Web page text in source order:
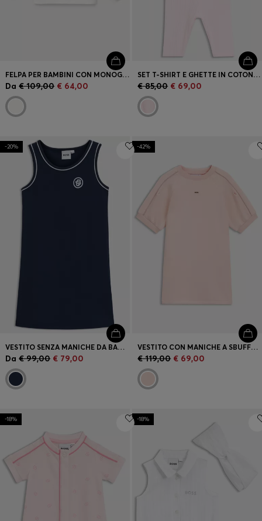
FELPA PER BAMBINI CON MONOGRAMMA DOUBLE B EFFETTO METALLIZZATO
Da € 109,00 € 64,00
SET T-SHIRT E GHETTE IN COTONE ELASTICIZZATO PER BAMBINI
€ 85,00 € 69,00
-20%
VESTITO SENZA MANICHE DA BAMBINA CON MONOGRAMMA DOUBLE B
Da € 99,00 € 79,00
-42%
VESTITO CON MANICHE A SBUFFO PER BAMBINI E PLACCA CON LOGO
€ 119,00 € 69,00
-18% -18%